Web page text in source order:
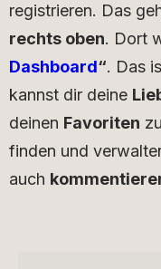
registrieren. Das
rechts oben. Dort
Dashboard“. Das
kannst dir deine
deinen Favoriten
finden und
auch